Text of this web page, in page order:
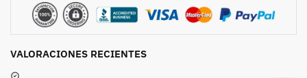
VALORACIONES RECIENTES